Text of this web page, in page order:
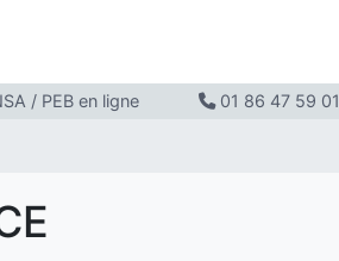
/ PEB en ligne 01 86 47 59 01